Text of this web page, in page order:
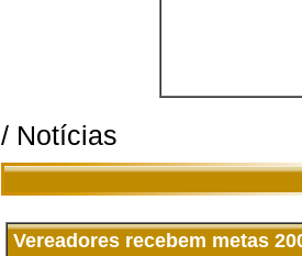
/ Notícias
Vereadores recebem metas